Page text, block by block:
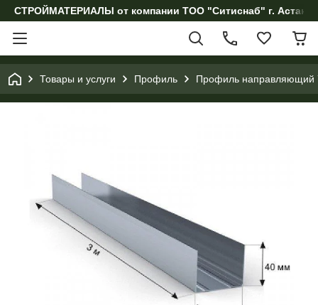
СТРОЙМАТЕРИАЛЫ от компании ТОО "Ситиснаб" г. Астана,
Товары и услуги Профиль Профиль направляющий